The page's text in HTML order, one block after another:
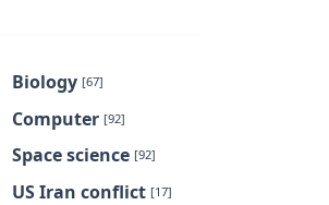
Biology [67]
Computer [92]
Space science [92]
US Iran conflict [17]